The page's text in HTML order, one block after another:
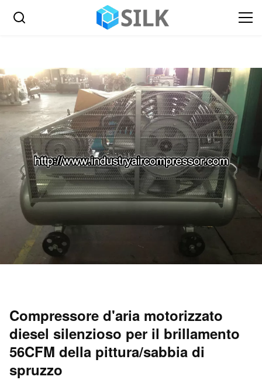
Compressore d'aria motorizzato
diesel silenzioso per il brillamento
56CFM della pittura/sabbia di
spruzzo